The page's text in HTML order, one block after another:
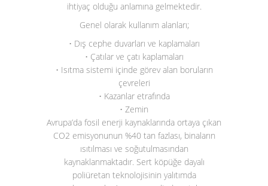
ihtiyaç olduğu anlamına gelmektedir.
Genel olarak kullanım alanları;
• Dış cephe duvarları ve kaplamaları
• Çatılar ve çatı kaplamaları
• Isıtma sistemi içinde görev alan boruların
çevreleri
• Kazanlar etrafında
• Zemin
Avrupa’da fosil enerji kaynaklarında ortaya çıkan
CO2 emisyonunun %40 tan fazlası, binaların
ısıtılması ve soğutulmasından
kaynaklanmaktadır. Sert köpüğe dayalı
poliüretan teknolojisinin yalıtımda